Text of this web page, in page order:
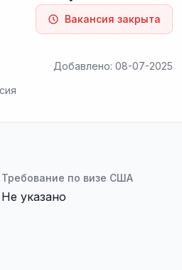
Вакансия закрыта
Добавлено: 08-07-2025
Требование по визе США
Не указано